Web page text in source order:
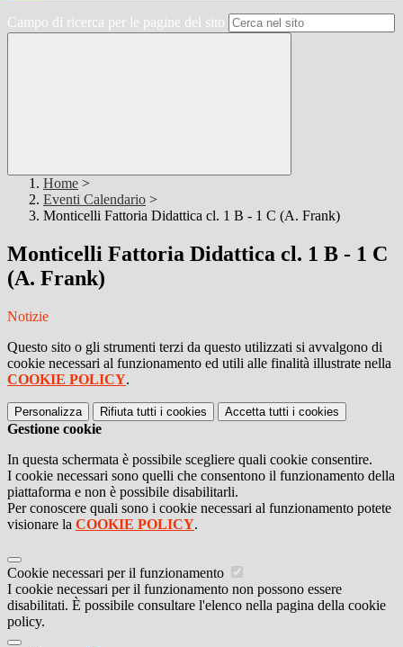
Campo di ricerca per le pagine del sito
Home >
Eventi Calendario >
Monticelli Fattoria Didattica cl. 1 B - 1 C (A. Frank)
Monticelli Fattoria Didattica cl. 1 B - 1 C
(A. Frank)
Notizie
Questo sito o gli strumenti terzi da questo utilizzati si avvalgono di
cookie necessari al funzionamento ed utili alle finalità illustrate nella
COOKIE POLICY.
Personalizza Rifiuta tutti i cookies Accetta tutti i cookies
Gestione cookie
In questa schermata è possibile scegliere quali cookie consentire.
I cookie necessari sono quelli che consentono il funzionamento della
piattaforma e non è possibile disabilitarli.
Per conoscere quali sono i cookie necessari al funzionamento potete
visionare la COOKIE POLICY.
Cookie necessari per il funzionamento
I cookie necessari per il funzionamento non possono essere
disabilitati. È possibile consultare l'elenco nella pagina della cookie
policy.